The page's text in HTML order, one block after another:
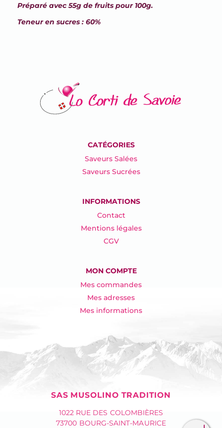
Préparé avec 55g de fruits pour 100g.
Teneur en sucres : 60%
CATÉGORIES
Saveurs Salées
Saveurs Sucrées
INFORMATIONS
Contact
Mentions légales
CGV
MON COMPTE
Mes commandes
Mes adresses
Mes informations
SAS MUSOLINO TRADITION
1022 RUE DES COLOMBIÈRES
73700 BOURG-SAINT-MAURICE